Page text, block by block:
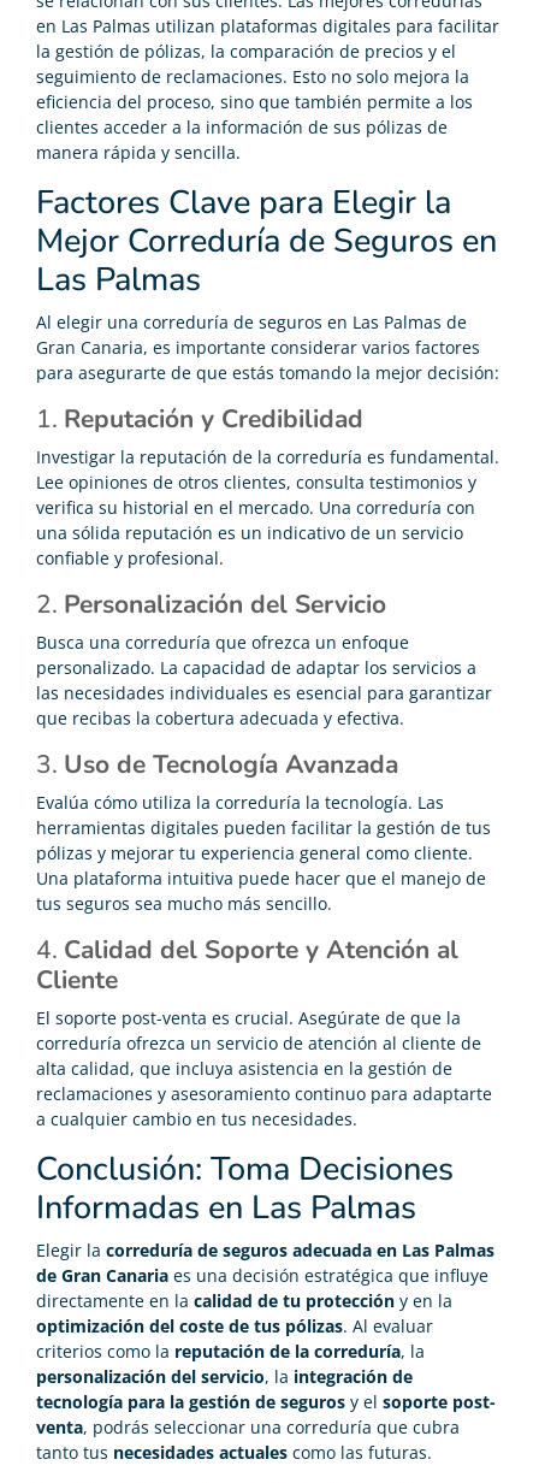
en Las Palmas utilizan plataformas digitales para facilitar
la gestión de pólizas, la comparación de precios y el
seguimiento de reclamaciones. Esto no solo mejora la
eficiencia del proceso, sino que también permite a los
clientes acceder a la información de sus pólizas de
manera rápida y sencilla.
Factores Clave para Elegir la
Mejor Correduría de Seguros en
Las Palmas
Al elegir una correduría de seguros en Las Palmas de
Gran Canaria, es importante considerar varios factores
para asegurarte de que estás tomando la mejor decisión:
1. Reputación y Credibilidad
Investigar la reputación de la correduría es fundamental.
Lee opiniones de otros clientes, consulta testimonios y
verifica su historial en el mercado. Una correduría con
una sólida reputación es un indicativo de un servicio
confiable y profesional.
2. Personalización del Servicio
Busca una correduría que ofrezca un enfoque
personalizado. La capacidad de adaptar los servicios a
las necesidades individuales es esencial para garantizar
que recibas la cobertura adecuada y efectiva.
3. Uso de Tecnología Avanzada
Evalúa cómo utiliza la correduría la tecnología. Las
herramientas digitales pueden facilitar la gestión de tus
pólizas y mejorar tu experiencia general como cliente.
Una plataforma intuitiva puede hacer que el manejo de
tus seguros sea mucho más sencillo.
4. Calidad del Soporte y Atención al
Cliente
El soporte post-venta es crucial. Asegúrate de que la
correduría ofrezca un servicio de atención al cliente de
alta calidad, que incluya asistencia en la gestión de
reclamaciones y asesoramiento continuo para adaptarte
a cualquier cambio en tus necesidades.
Conclusión: Toma Decisiones
Informadas en Las Palmas
Elegir la correduría de seguros adecuada en Las Palmas
de Gran Canaria es una decisión estratégica que influye
directamente en la calidad de tu protección y en la
optimización del coste de tus pólizas. Al evaluar
criterios como la reputación de la correduría, la
personalización del servicio, la integración de
tecnología para la gestión de seguros y el soporte post-
venta, podrás seleccionar una correduría que cubra
tanto tus necesidades actuales como las futuras.